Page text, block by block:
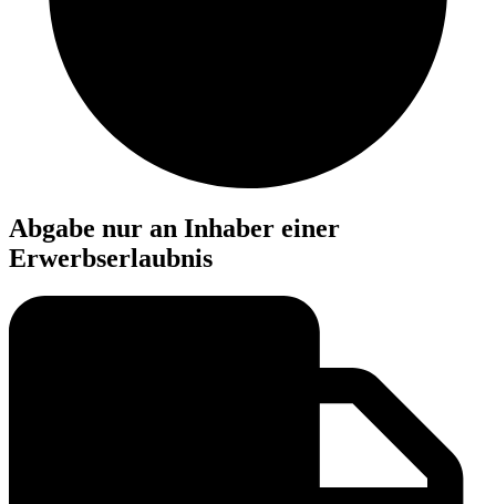
Abgabe nur an Inhaber einer
Erwerbserlaubnis